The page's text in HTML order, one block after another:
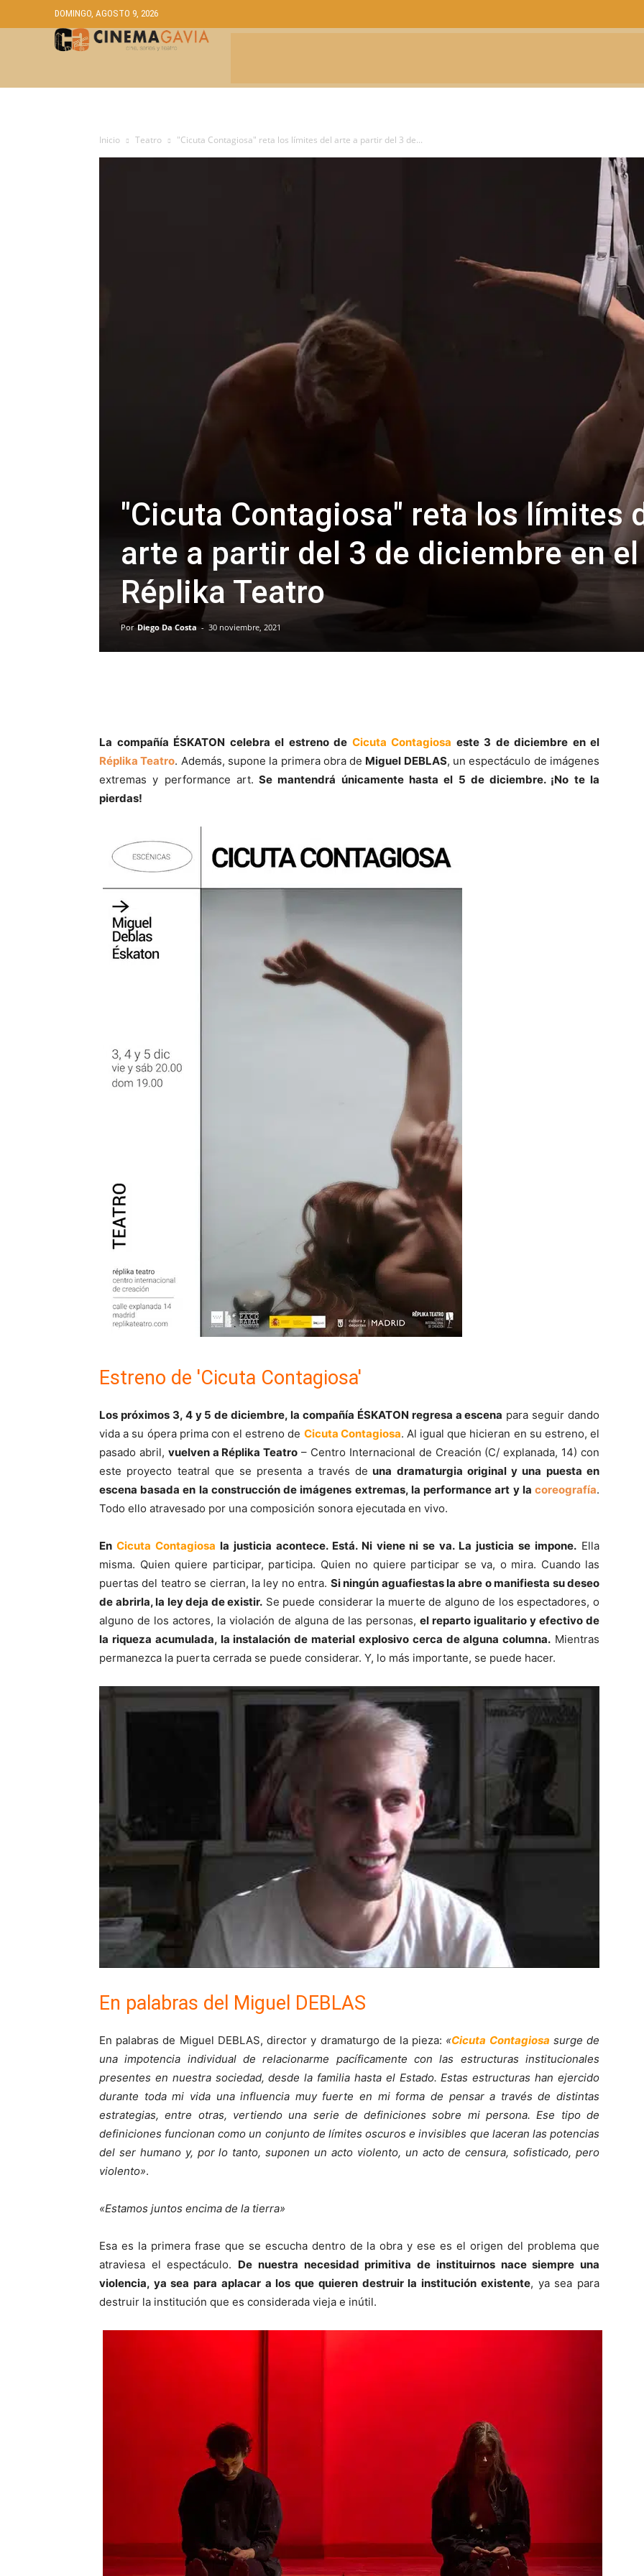
DOMINGO, AGOSTO 9, 2026
Inicio Teatro "Cicuta Contagiosa" reta los límites del arte a partir del 3 de...
"Cicuta Contagiosa" reta los límites
arte a partir del 3 de diciembre en el
Réplika Teatro
Por Diego Da Costa - 30 noviembre, 2021
La compañía ÉSKATON celebra el estreno de Cicuta Contagiosa este 3 de diciembre en el
Réplika Teatro. Además, supone la primera obra de Miguel DEBLAS, un espectáculo de imágenes
extremas y performance art. Se mantendrá únicamente hasta el 5 de diciembre. ¡No te la
pierdas!
Estreno de 'Cicuta Contagiosa'
Los próximos 3, 4 y 5 de diciembre, la compañía ÉSKATON regresa a escena para seguir dando
vida a su ópera prima con el estreno de Cicuta Contagiosa. Al igual que hicieran en su estreno, el
pasado abril, vuelven a Réplika Teatro – Centro Internacional de Creación (C/ explanada, 14) con
este proyecto teatral que se presenta a través de una dramaturgia original y una puesta en
escena basada en la construcción de imágenes extremas, la performance art y la coreografía.
Todo ello atravesado por una composición sonora ejecutada en vivo.
En Cicuta Contagiosa la justicia acontece. Está. Ni viene ni se va. La justicia se impone. Ella
misma. Quien quiere participar, participa. Quien no quiere participar se va, o mira. Cuando las
puertas del teatro se cierran, la ley no entra. Si ningún aguafiestas la abre o manifiesta su deseo
de abrirla, la ley deja de existir. Se puede considerar la muerte de alguno de los espectadores, o
alguno de los actores, la violación de alguna de las personas,el reparto igualitario y efectivo de
la riqueza acumulada, la instalación de material explosivo cerca de alguna columna. Mientras
permanezca la puerta cerrada se puede considerar. Y, lo más importante, se puede hacer.
En palabras del Miguel DEBLAS
En palabras de Miguel DEBLAS, director y dramaturgo de la pieza: «Cicuta Contagiosa surge de
una impotencia individual de relacionarme pacíficamente con las estructuras institucionales
presentes en nuestra sociedad, desde la familia hasta el Estado. Estas estructuras han ejercido
durante toda mi vida una influencia muy fuerte en mi forma de pensar a través de distintas
estrategias, entre otras, vertiendo una serie de definiciones sobre mi persona. Ese tipo de
definiciones funcionan como un conjunto de límites oscuros e invisibles que laceran las potencias
del ser humano y, por lo tanto, suponen un acto violento, un acto de censura, sofisticado, pero
violento».
«Estamos juntos encima de la tierra»
Esa es la primera frase que se escucha dentro de la obra y ese es el origen del problema que
atraviesa el espectáculo. De nuestra necesidad primitiva de instituirnos nace siempre una
violencia, ya sea para aplacar a los que quieren destruir la institución existente, ya sea para
destruir la institución que es considerada vieja e inútil.